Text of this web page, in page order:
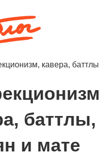
кавера,
баттлы,
и мате